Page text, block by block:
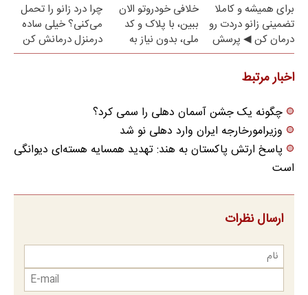
نزدیکت
برای همیشه و کاملا
تضمینی زانو دردت رو
درمان کن ◀ پرسش
نامه ▶
خلافی خودروتو الان
ببین، با پلاک و کد
ملی، بدون نیاز به
مراجعه حضوری
چرا درد زانو را تحمل
می‌کنی؟ خیلی ساده
درمنزل درمانش کن
اخبار مرتبط
چگونه یک جشن آسمان دهلی را سمی کرد؟
وزیرامورخارجه ایران وارد دهلی نو شد
پاسخ ارتش پاکستان به هند: تهدید همسایه هسته‌ای دیوانگی
است
ارسال نظرات